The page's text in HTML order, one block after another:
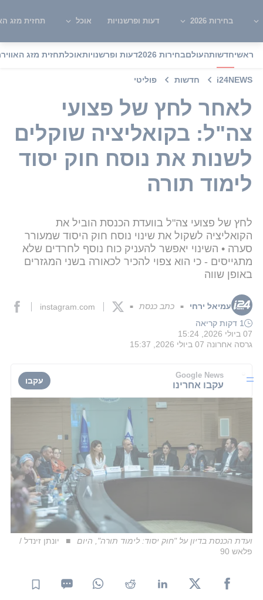
בחירות 2026 דעות ופרשנויות אוכל תחזית מזג
ראשיחדשותהעולםבחירות 2026 דעות ופרשנויותאוכלתחזית מזג האוויר
i24NEWS חדשות פוליטי
לאחר לחץ של פצועי
צה"ל: בקואליציה שוקלים
לשנות את נוסח חוק יסוד
לימוד תורה
לחץ של פצועי צה"ל בוועדת הכנסת הוביל את
הקואליציה לשקול את שינוי נוסח חוק היסוד שמעורר
סערה • השינוי יאפשר להעניק כוח נוסף לחרדים שלא
מתגייסים - כי הוא צפוי להכיר לכאורה בשני המגזרים
באופן שווה
עמיאל ירחי ■ כתב כנסת ■
instagram.com
1 דקות קריאה
07 ביולי 2026, 15:24
גרסה אחרונה 07 ביולי 2026, 15:37
Google News
עקבו אחרינו עקבו
ועדת הכנסת בדיון על "חוק יסוד: לימוד תורה", היום
יונתן זינדל /
פלאש 90